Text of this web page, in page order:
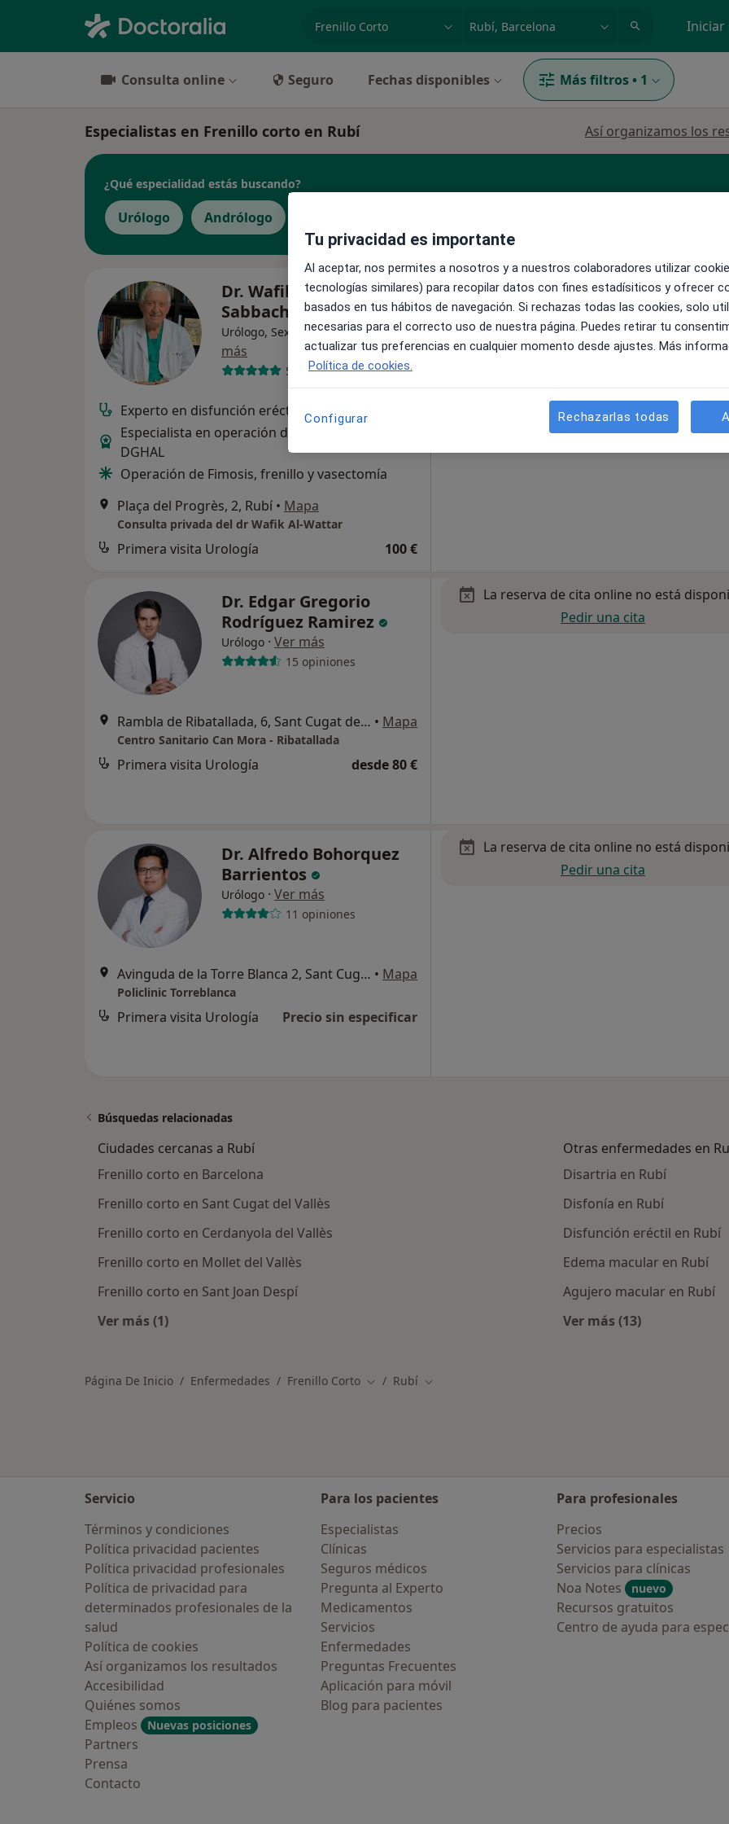
especialidad, enfermedad o nombre
p. ej. Madrid Iniciar
Consulta online Seguro Fechas disponibles Más filtros • 1
Especialistas en Frenillo corto en Rubí Así organizamos los
¿Qué especialidad estás buscando?
Urólogo Andrólogo
Dr. Wafik Al-wattar Al-
Sabbach
Urólogo, Sexólogo, Andrólogo·Ver
más
58 opiniones
Experto en disfunción eréctil avanzada
Especialista en operación de hemorroides
DGHAL
Operación de Fimosis, frenillo y vasectomía
Plaça del Progrès, 2, Rubí • Mapa
Consulta privada del dr Wafik Al-Wattar
Primera visita Urología 100 €
La reserva de cita online no está
Pedir una cita
Dr. Edgar Gregorio
Rodríguez Ramirez
Urólogo · Ver más
15 opiniones
Rambla de Ribatallada, 6, Sant Cugat del Vallès • Mapa
Centro Sanitario Can Mora - Ribatallada
Primera visita Urología desde 80 €
La reserva de cita online no está
Pedir una cita
Dr. Alfredo Bohorquez
Barrientos
Urólogo · Ver más
11 opiniones
Avinguda de la Torre Blanca 2, Sant Cugat del Vallès • Mapa
Policlinic Torreblanca
Primera visita Urología Precio sin especificar
La reserva de cita online no está
Pedir una cita
Búsquedas relacionadas
Ciudades cercanas a Rubí
Frenillo corto en Barcelona
Frenillo corto en Sant Cugat del Vallès
Frenillo corto en Cerdanyola del Vallès
Frenillo corto en Mollet del Vallès
Frenillo corto en Sant Joan Despí
Ver más (1)
Otras enfermedades en
Disartria en Rubí
Disfonía en Rubí
Disfunción eréctil en Rubí
Edema macular en Rubí
Agujero macular en Rubí
Ver más (13)
Página De Inicio Enfermedades Frenillo Corto Cambiar de ciudad
Rubí Cambiar de ciudad
Servicio
Términos y condiciones
Política privacidad pacientes
Política privacidad profesionales
Política de privacidad para
determinados profesionales de la
salud
Política de cookies
Así organizamos los resultados
Accesibilidad
Quiénes somos
Empleos
Nuevas posiciones
Partners
Prensa
Contacto
Para los pacientes
Especialistas
Clínicas
Seguros médicos
Pregunta al Experto
Medicamentos
Servicios
Enfermedades
Preguntas Frecuentes
Aplicación para móvil
Blog para pacientes
Para profesionales
Precios
Servicios para especialistas
Servicios para clínicas
Noa Notes
nuevo
Recursos gratuitos
Centro de ayuda para
Tu privacidad es importante
Al aceptar, nos permites a nosotros y a nuestros colaboradores utilizar
tecnologías similares) para recopilar datos con fines estadísiticos y ofrecer
basados en tus hábitos de navegación. Si rechazas todas las cookies, solo
necesarias para el correcto uso de nuestra página. Puedes retirar tu
actualizar tus preferencias en cualquier momento desde ajustes. Más
Política de cookies.
Configurar Rechazarlas todas